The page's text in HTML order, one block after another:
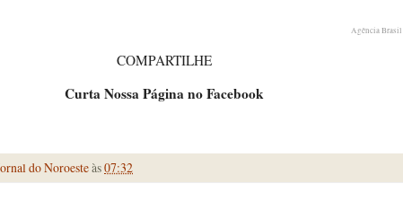
Agência Brasil
COMPARTILHE
Curta Nossa Página no Facebook
do Noroesteàs07:32